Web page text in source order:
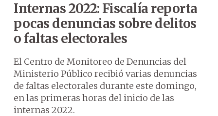
Internas 2022: Fiscalía reporta
pocas denuncias sobre delitos
o faltas electorales
El Centro de Monitoreo de Denuncias del
Ministerio Público recibió varias denuncias
de faltas electorales durante este domingo,
en las primeras horas del inicio de las
internas 2022.